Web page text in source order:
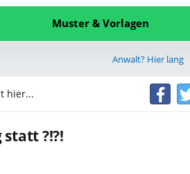
Muster & Vorlagen
Anwalt? Hier lang
hier...
?!?!